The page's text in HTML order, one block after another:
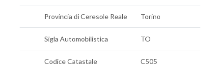
Provincia di Ceresole Reale Torino
Sigla Automobilistica TO
Codice Catastale C505